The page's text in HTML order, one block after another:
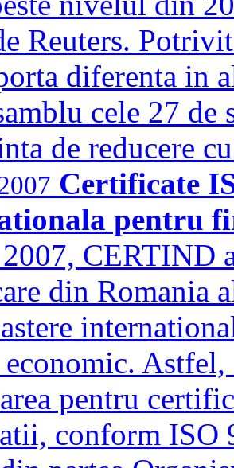
Reuters.
diferenta in
cele 27 de
de reducere
Certificate
pentru
CERTIND
din Romania
economic.
pentru
conform ISO